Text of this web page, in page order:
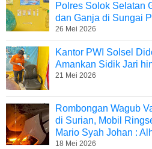
Polres Solok Selatan
dan Ganja di Sungai
26 Mei 2026
Kantor PWI Solsel
Amankan Sidik Jari
21 Mei 2026
Rombongan Wagub
di Surian, Mobil
Mario Syah Johan :
18 Mei 2026